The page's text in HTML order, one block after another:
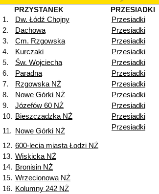
PRZYSTANEK
PRZESIADKI
1.
Dw. Łódź Chojny
Przesiadki
2. Dachowa
Przesiadki
3. Cm. Rzgowska
Przesiadki
4. Kurczaki
Przesiadki
5. Św. Wojciecha
Przesiadki
6. Paradna
Przesiadki
7. Rzgowska NŻ
Przesiadki
8. Nowe Górki NŻ
Przesiadki
9. Józefów 60 NŻ
Przesiadki
10. Bieszczadzka NŻ
Przesiadki
11. Nowe Górki NŻ Przesiadki
12. 600-lecia miasta Łodzi NŻ
13. Wiskicka NŻ
14. Bronisin NŻ
15. Wrzecionowa NŻ
16. Kolumny 242 NŻ